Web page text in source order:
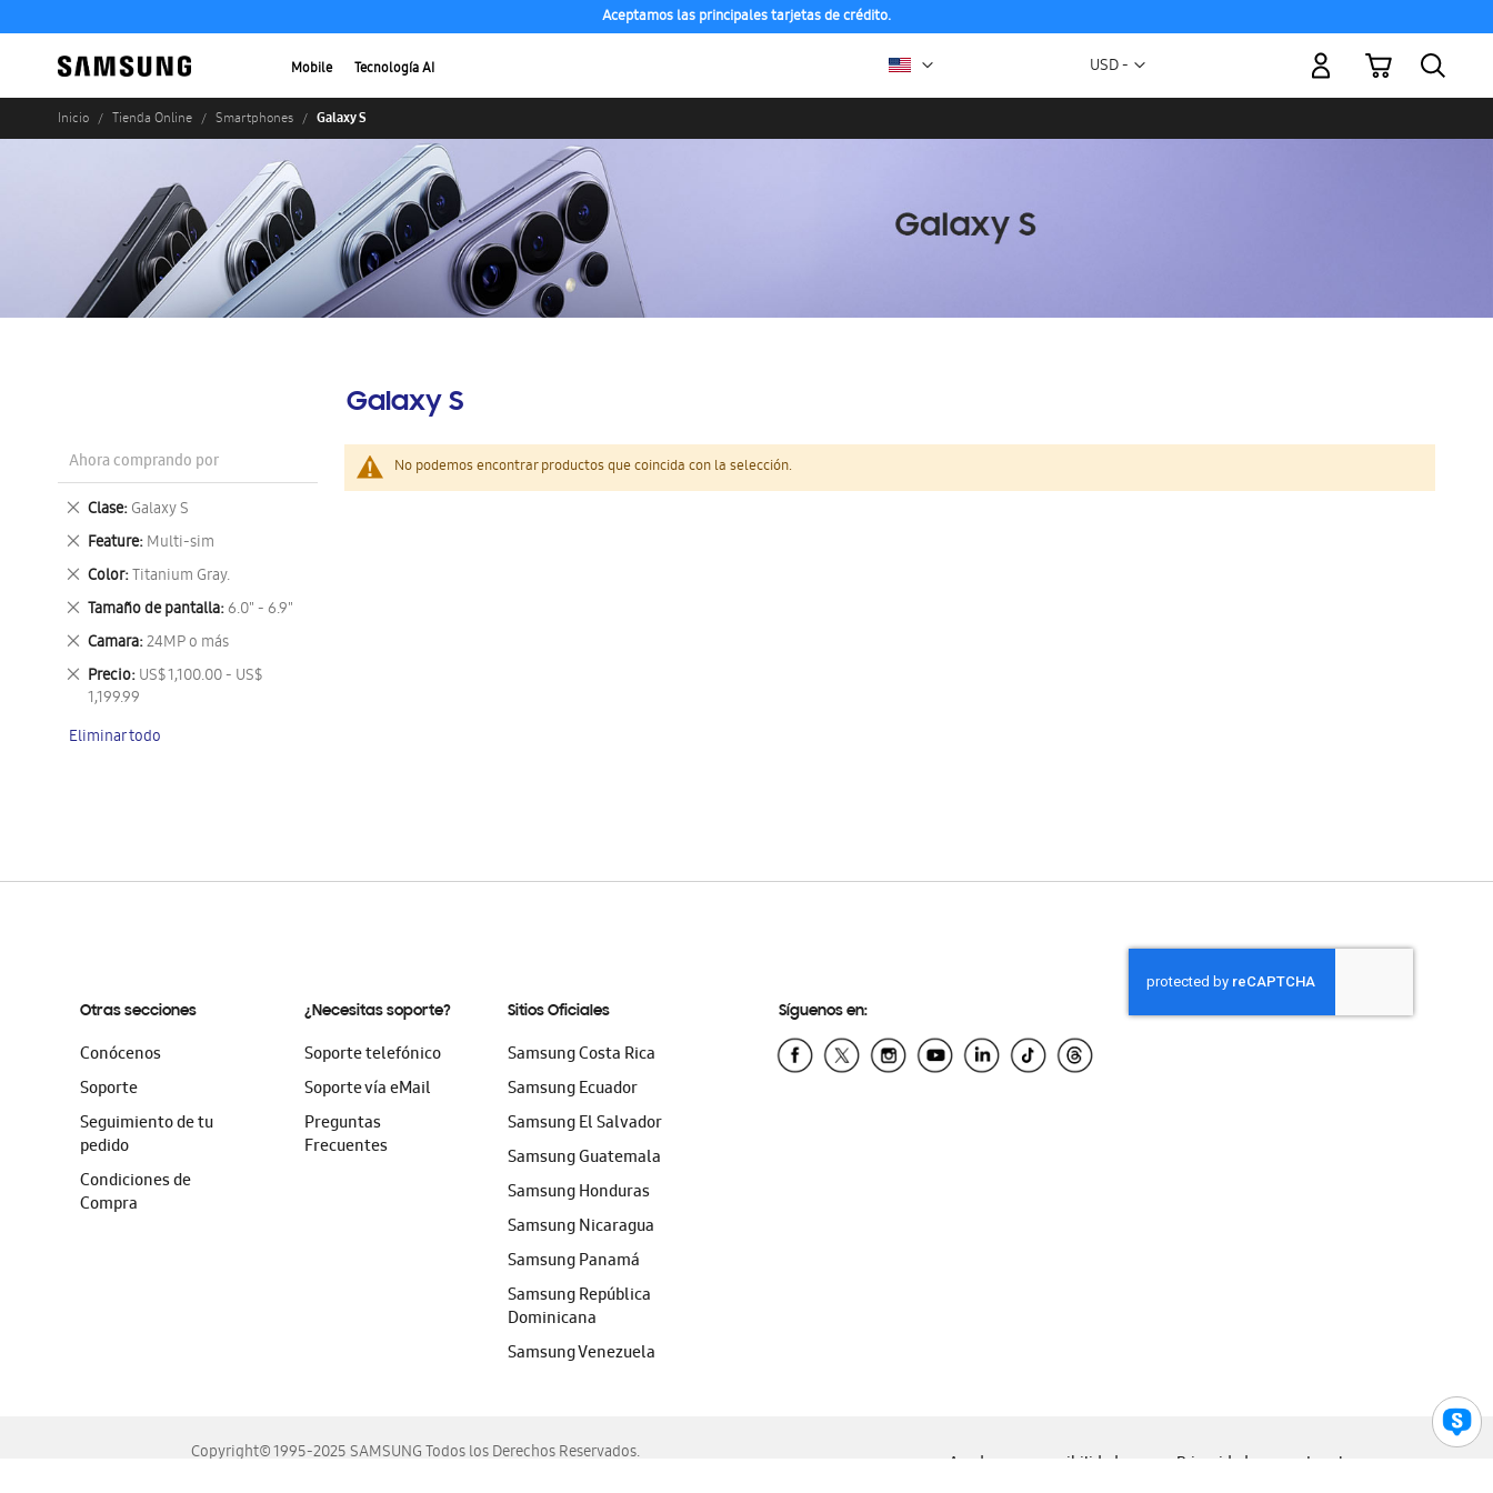
Aceptamos las principales tarjetas de crédito.
Mobile Tecnología AI Moneda
USD -
Mi carrito
Inicio Tienda Online Smartphones Galaxy S
Galaxy S
No podemos encontrar productos que coincida con la selección.
Ahora comprando por
Clase Galaxy S
Eliminar
este
artículo
Feature Multi-sim
Eliminar
este
artículo
Color Titanium Gray.
Eliminar
este
artículo
Tamaño de pantalla 6.0" - 6.9"
Eliminar
este
artículo
Camara 24MP o más
Eliminar
este
artículo
Precio US$ 1,100.00 - US$
1,199.99
Eliminar
este
Eliminar todo
Otras secciones
Conócenos
Soporte
Seguimiento de tu
pedido
Condiciones de
Compra
¿Necesitas soporte?
Soporte telefónico
Soporte vía eMail
Preguntas
Frecuentes
Sitios Oficiales
Samsung Costa Rica
Samsung Ecuador
Samsung El Salvador
Samsung Guatemala
Samsung Honduras
Samsung Nicaragua
Samsung Panamá
Samsung República
Dominicana
Samsung Venezuela
Síguenos en:
Copyright© 1995-2025 SAMSUNG Todos los Derechos Reservados.
Ayuda para accesibilidad Privacidad Legal